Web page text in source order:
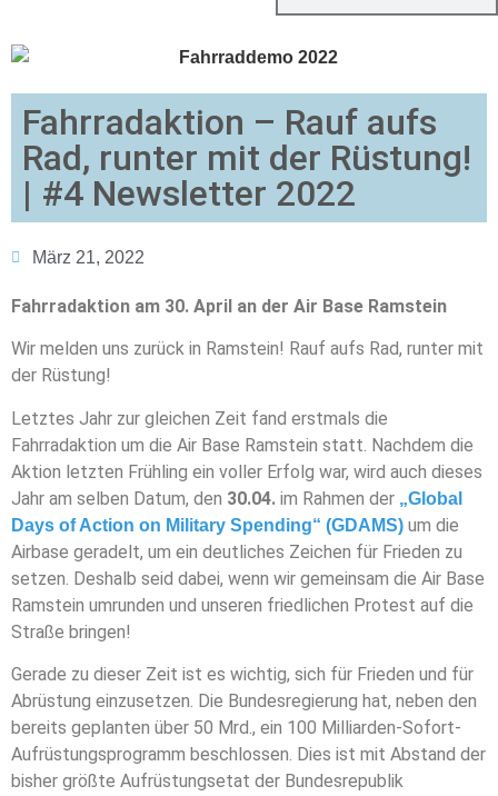
Fahrradaktion – Rauf aufs
Rad, runter mit der Rüstung!
| #4 Newsletter 2022
März 21, 2022
Fahrradaktion am 30. April an der Air Base Ramstein
Wir melden uns zurück in Ramstein! Rauf aufs Rad, runter mit
der Rüstung!
Letztes Jahr zur gleichen Zeit fand erstmals die
Fahrradaktion um die Air Base Ramstein statt. Nachdem die
Aktion letzten Frühling ein voller Erfolg war, wird auch dieses
Jahr am selben Datum, den 30.04. im Rahmen der „Global
Days of Action on Military Spending“ (GDAMS) um die
Airbase geradelt, um ein deutliches Zeichen für Frieden zu
setzen. Deshalb seid dabei, wenn wir gemeinsam die Air Base
Ramstein umrunden und unseren friedlichen Protest auf die
Straße bringen!
Gerade zu dieser Zeit ist es wichtig, sich für Frieden und für
Abrüstung einzusetzen. Die Bundesregierung hat, neben den
bereits geplanten über 50 Mrd., ein 100 Milliarden-Sofort-
Aufrüstungsprogramm beschlossen. Dies ist mit Abstand der
bisher größte Aufrüstungsetat der Bundesrepublik